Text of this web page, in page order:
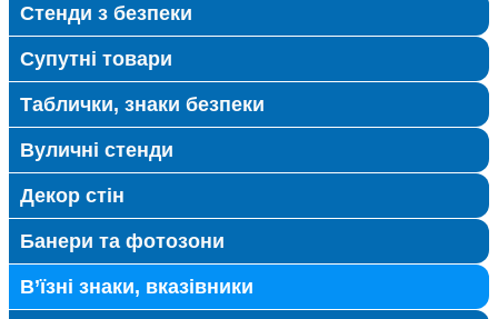
Стенди з безпеки
Супутні товари
Таблички, знаки безпеки
Вуличні стенди
Декор стін
Банери та фотозони
В’їзні знаки, вказівники